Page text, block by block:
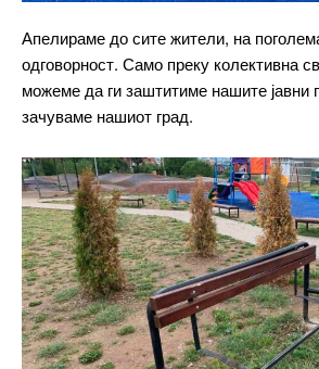
Апелираме до сите жители, на
одговорност. Само преку колективна
можеме да ги заштитиме нашите јавни
зачуваме нашиот град.